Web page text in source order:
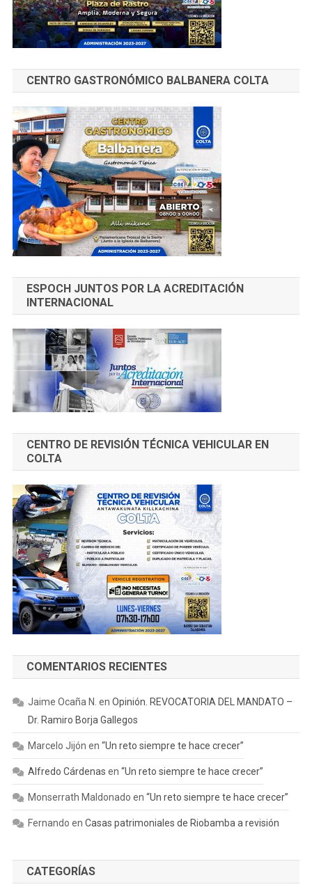
CENTRO GASTRONÓMICO BALBANERA COLTA
ESPOCH JUNTOS POR LA ACREDITACIÓN
INTERNACIONAL
CENTRO DE REVISIÓN TÉCNICA VEHICULAR EN
COLTA
COMENTARIOS RECIENTES
Jaime Ocaña N. en Opinión. REVOCATORIA DEL MANDATO –
Dr. Ramiro Borja Gallegos
Marcelo Jijón en “Un reto siempre te hace crecer”
Alfredo Cárdenas en “Un reto siempre te hace crecer”
Monserrath Maldonado en “Un reto siempre te hace crecer”
Fernando en Casas patrimoniales de Riobamba a revisión
CATEGORÍAS